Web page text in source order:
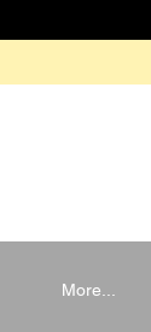
More...